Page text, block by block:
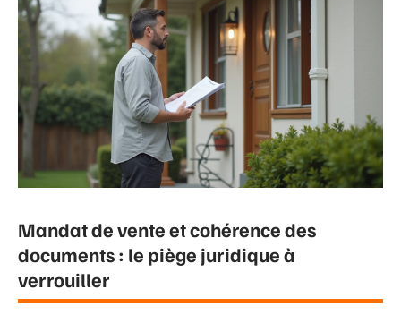
Mandat de vente et cohérence des
documents : le piège juridique à
verrouiller